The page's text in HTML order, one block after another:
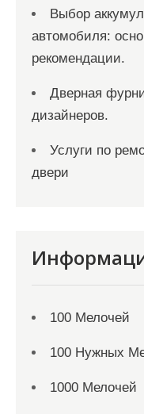
Выбор
автомобиля:
рекомендации.
Дверная
дизайнеров.
Услуги по
двери
100 Мелочей
100 Нужных
1000 Мелочей